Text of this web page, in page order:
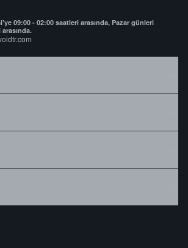
09:00 - 02:00 saatleri arasında, Pazar günleri